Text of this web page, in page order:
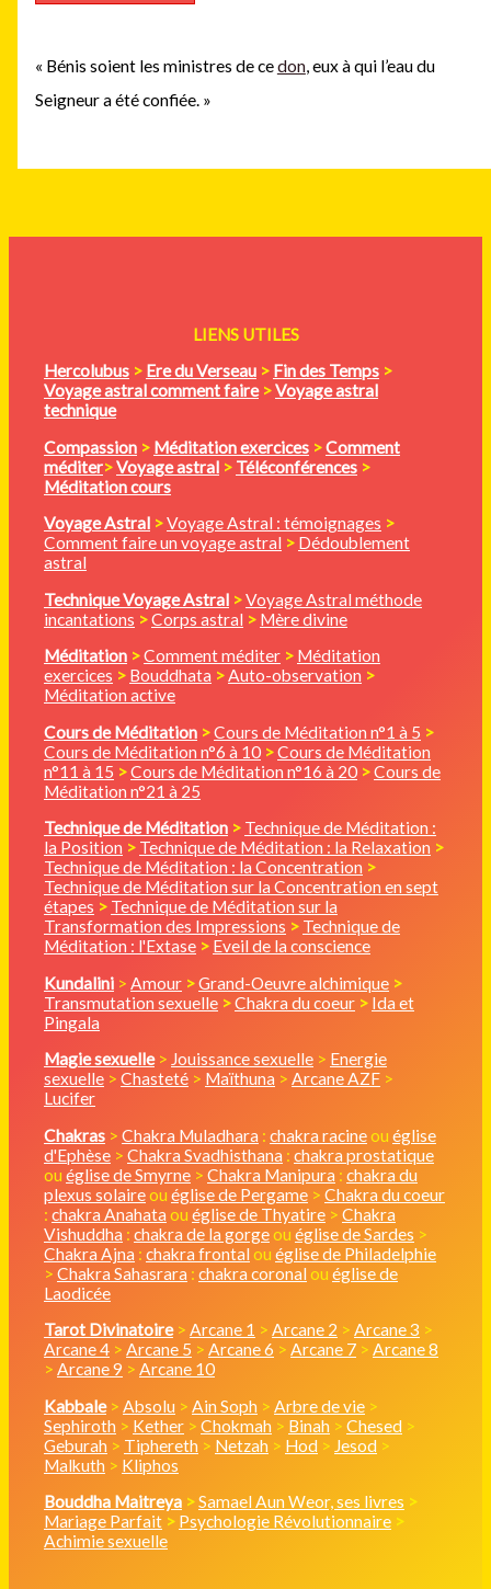
« Bénis soient les ministres de cedon, eux à qui l’eau du
Seigneur a été confiée. »
LIENS UTILES
Hercolubus > Ere du Verseau > Fin des Temps >
Voyage astral comment faire >Voyage astral
technique
Compassion > Méditationexercices >Comment
méditer>Voyage astral > Téléconférences >
Méditation cours
Voyage Astral >Voyage Astral : témoignages >
Comment faire un voyage astral > Dédoublement
astral
Technique Voyage Astral >Voyage Astral méthode
incantations >Corps astral > Mère divine
Méditation >Comment méditer > Méditation
exercices > Bouddhata >Auto-observation >
Méditation active
Cours de Méditation >Cours de Méditation n°1 à 5 >
Cours de Méditation n°6 à 10 >Cours de Méditation
n°11 à 15 >Cours de Méditation n°16 à 20 >Cours de
Méditation n°21 à 25
Technique de Méditation > Technique de Méditation :
la Position > Technique de Méditation : la Relaxation >
Technique de Méditation : la Concentration >
Technique de Méditation sur la Concentration en sept
étapes > Technique de Méditation sur la
Transformation des Impressions > Technique de
Méditation : l'Extase > Eveil de la conscience
Kundalini > Amour >Grand-Oeuvre alchimique >
Transmutation sexuelle >Chakra du coeur > Ida et
Pingala
Magie sexuelle> Jouissance sexuelle > Energie
sexuelle > Chasteté > Maïthuna > Arcane AZF >
Lucifer
Chakras > Chakra Muladhara : chakra racineou église
d'Ephèse > Chakra Svadhisthana : chakra prostatique
ou église de Smyrne > Chakra Manipura : chakra du
plexus solaireou église de Pergame > Chakra du coeur
: chakra Anahata ou église de Thyatire > Chakra
Vishuddha : chakra de la gorgeou église de Sardes >
Chakra Ajna : chakra frontalou église de Philadelphie
> Chakra Sahasrara : chakra coronal ou église de
Laodicée
Tarot Divinatoire > Arcane 1 > Arcane 2 > Arcane 3 >
Arcane 4 > Arcane 5 > Arcane 6 > Arcane 7 > Arcane 8
> Arcane 9 > Arcane 10
Kabbale> Absolu > Ain Soph > Arbre de vie >
Sephiroth > Kether > Chokmah > Binah > Chesed >
Geburah > Tiphereth > Netzah > Hod > Jesod >
Malkuth > Kliphos
Bouddha Maitreya >Samael Aun Weor, ses livres >
Mariage Parfait > Psychologie Révolutionnaire >
Achimie sexuelle